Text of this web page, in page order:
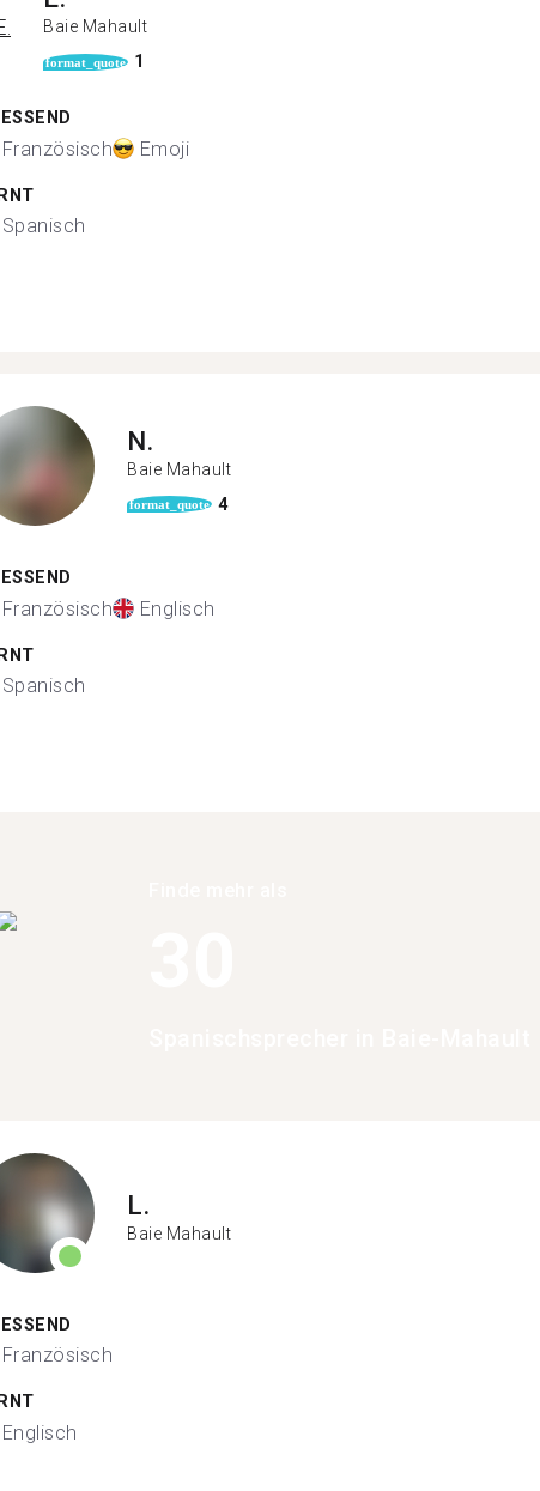
Baie Mahault
format_quote 1
Französisch Emoji
Spanisch
N.
Baie Mahault
format_quote 4
Französisch Englisch
Spanisch
L.
Baie Mahault
Französisch
Englisch